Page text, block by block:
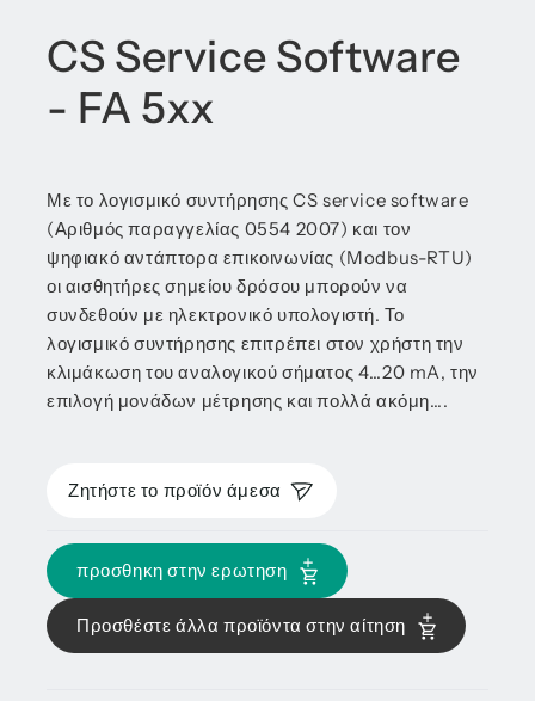
CS Service Software
- FA 5xx
Με το λογισμικό συντήρησης CS service software
(Αριθμός παραγγελίας 0554 2007) και τον
ψηφιακό αντάπτορα επικοινωνίας (Modbus-RTU)
οι αισθητήρες σημείου δρόσου μπορούν να
συνδεθούν με ηλεκτρονικό υπολογιστή. Το
λογισμικό συντήρησης επιτρέπει στον χρήστη την
κλιμάκωση του αναλογικού σήματος 4…20 mA, την
επιλογή μονάδων μέτρησης και πολλά ακόμη….
Ζητήστε το προϊόν άμεσα
προσθηκη στην ερωτηση
Προσθέστε άλλα προϊόντα στην αίτηση